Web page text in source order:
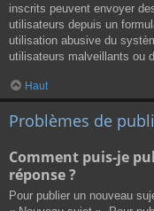
inscrits peuvent envoyer
utilisateurs depuis un
utilisation abusive du
utilisateurs malveillants ou
Haut
Problèmes de
Comment puis-je
réponse ?
Pour publier un nouveau